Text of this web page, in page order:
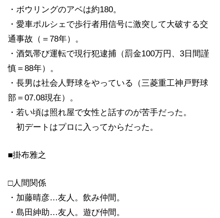
・ボウリングのアベは約180。
・愛車ポルシェで歩行者用信号に激突して大破する交
通事故（＝78年）。
・酒気帯び運転で現行犯逮捕（罰金100万円、3日間謹
慎＝88年）。
・長男は社会人野球をやっている（三菱重工神戸野球
部＝07.08現在）。
・若い頃は照れ屋で女性と話すのが苦手だった。
初デートはプロに入ってからだった。
■掛布雅之
□人間関係
・加藤晴彦…友人。飲み仲間。
・島田紳助…友人。遊び仲間。